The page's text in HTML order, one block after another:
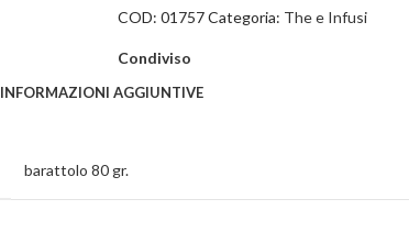
COD: 01757Categoria: The e Infusi
Condiviso
INFORMAZIONI AGGIUNTIVE
barattolo 80 gr.